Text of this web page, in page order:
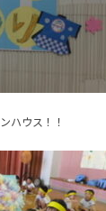
ハウス！！